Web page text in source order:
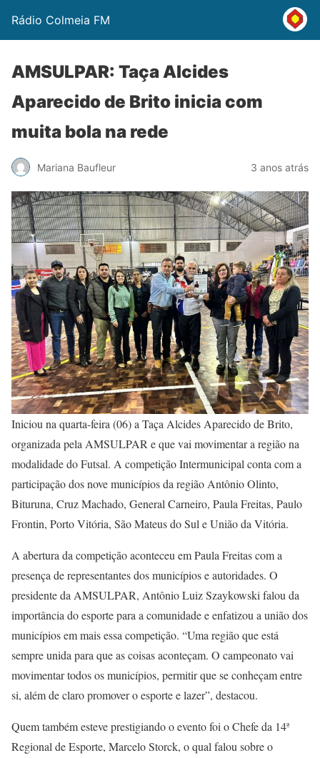
Rádio Colmeia FM
AMSULPAR: Taça Alcides
Aparecido de Brito inicia com
muita bola na rede
Mariana Baufleur 3 anos atrás
Iniciou na quarta-feira (06) a Taça Alcides Aparecido de Brito,
organizada pela AMSULPAR e que vai movimentar a região na
modalidade do Futsal. A competição Intermunicipal conta com a
participação dos nove municípios da região Antônio Olinto,
Bituruna, Cruz Machado, General Carneiro, Paula Freitas, Paulo
Frontin, Porto Vitória, São Mateus do Sul e União da Vitória.
A abertura da competição aconteceu em Paula Freitas com a
presença de representantes dos municípios e autoridades. O
presidente da AMSULPAR, Antônio Luiz Szaykowski falou da
importância do esporte para a comunidade e enfatizou a união dos
municípios em mais essa competição. “Uma região que está
sempre unida para que as coisas aconteçam. O campeonato vai
movimentar todos os municípios, permitir que se conheçam entre
si, além de claro promover o esporte e lazer”, destacou.
Quem também esteve prestigiando o evento foi o Chefe da 14ª
Regional de Esporte, Marcelo Storck, o qual falou sobre o